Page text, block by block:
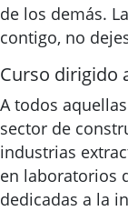
de los demás.
contigo, no
Curso dirigido
A todos
sector de
industrias
en laboratorios
dedicadas a la